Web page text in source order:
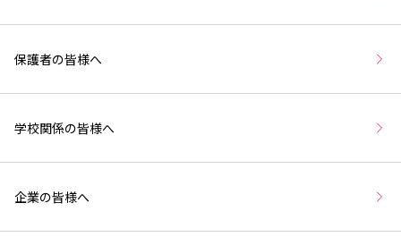
保護者の皆様へ
学校関係の皆様へ
企業の皆様へ